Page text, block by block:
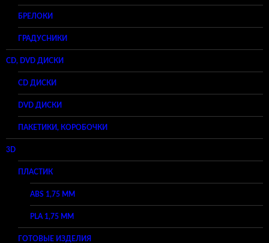
БРЕЛОКИ
ГРАДУСНИКИ
CD, DVD ДИСКИ
CD ДИСКИ
DVD ДИСКИ
ПАКЕТИКИ, КОРОБОЧКИ
3D
ПЛАСТИК
ABS 1,75 ММ
PLA 1,75 ММ
ГОТОВЫЕ ИЗДЕЛИЯ